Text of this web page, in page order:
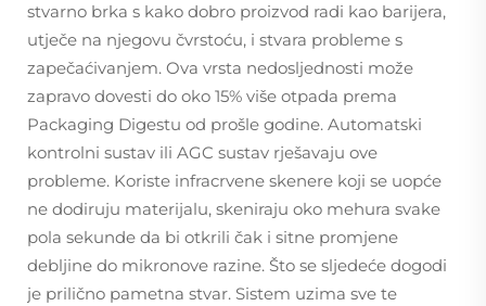
stvarno brka s kako dobro proizvod radi kao barijera,
utječe na njegovu čvrstoću, i stvara probleme s
zapečaćivanjem. Ova vrsta nedosljednosti može
zapravo dovesti do oko 15% više otpada prema
Packaging Digestu od prošle godine. Automatski
kontrolni sustav ili AGC sustav rješavaju ove
probleme. Koriste infracrvene skenere koji se uopće
ne dodiruju materijalu, skeniraju oko mehura svake
pola sekunde da bi otkrili čak i sitne promjene
debljine do mikronove razine. Što se sljedeće dogodi
je prilično pametna stvar. Sistem uzima sve te